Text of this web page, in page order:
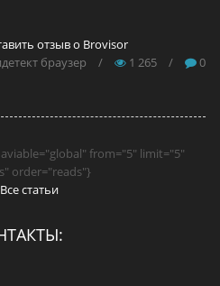
отзыв о Brovisor
браузер
/ 1 265 / 0
from="5" limit="5"
order="reads"}
Все статьи